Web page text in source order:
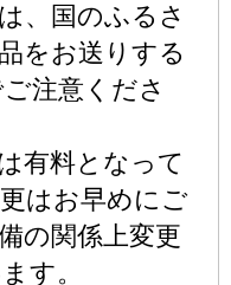
、国のふるさ
をお送りする
注意くださ
有料となって
はお早めにご
の関係上変更
す。